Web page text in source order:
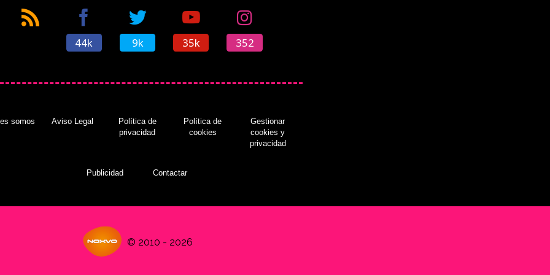
44k 9k 35k 352
somos Aviso Legal
Política de
privacidad
Política de
cookies
Gestionar
cookies y
privacidad
Publicidad Contactar
© 2010 - 2026